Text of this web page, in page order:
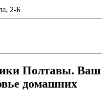
2-Б
Полтавы. Ваш
домашних